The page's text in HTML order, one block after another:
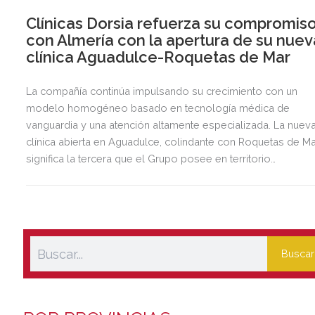
Clínicas Dorsia refuerza su
con Almería con la apertura de su
clínica Aguadulce-Roquetas de Mar
La compañía continúa impulsando su crecimiento con un
modelo homogéneo basado en tecnología médica de
vanguardia y una atención altamente especializada. La
clínica abierta en Aguadulce, colindante con Roquetas de
significa la tercera que el Grupo posee en territorio
Buscar